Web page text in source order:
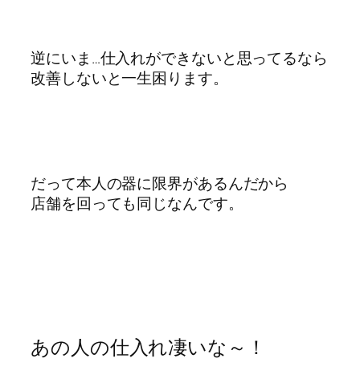
逆にいま…仕入れができないと思ってるなら
改善しないと一生困ります。
だって本人の器に限界があるんだから
店舗を回っても同じなんです。
あの人の仕入れ凄いな～！